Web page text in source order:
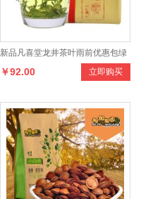
新品凡喜堂龙井茶叶雨前优惠包绿
茶 250克传统纸包茶 立即购买
￥92.00